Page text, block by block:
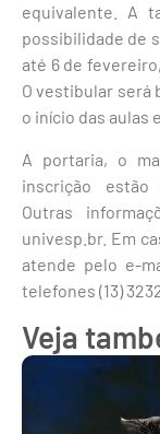
equivalente. A
possibilidade de
até 6 de
O vestibular será
o início das aulas
A portaria, o
inscrição estão
Outras
univesp.br. Em
atende pelo e-
telefones (13)
Veja